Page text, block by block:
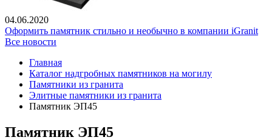
04.06.2020
Оформить памятник стильно и необычно в компании iGranit
Все новости
Главная
Каталог надгробных памятников на могилу
Памятники из гранита
Элитные памятники из гранита
Памятник ЭП45
Памятник ЭП45